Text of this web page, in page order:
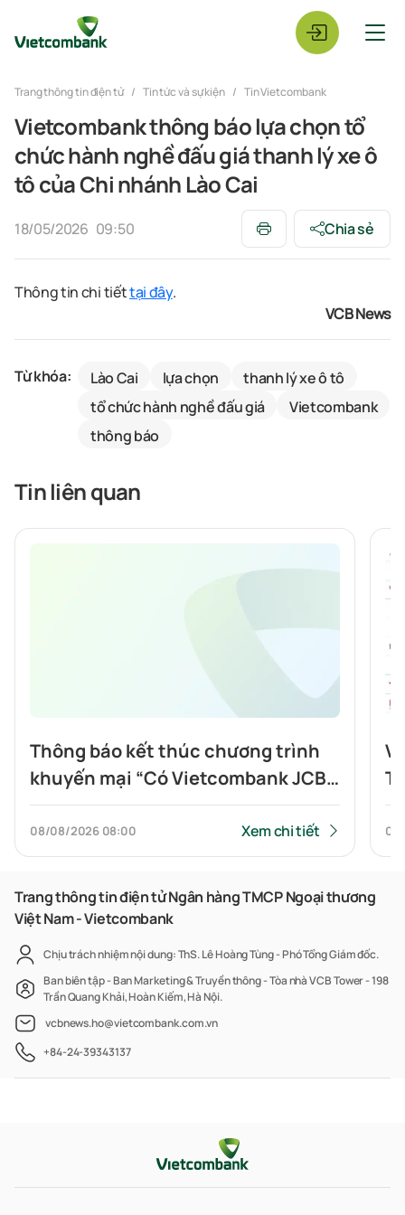
Trang thông tin điện tử Tin tức và sự kiện Tin Vietcombank
Vietcombank thông báo lựa chọn tổ
chức hành nghề đấu giá thanh lý xe ô
tô của Chi nhánh Lào Cai
18/05/2026 09:50 Chia sẻ
Thông tin chi tiếttại đây.
VCB News
Từ khóa: Lào Cai lựa chọn
thanh lý xe ô tô
tổ chức hành nghề đấu giá
Vietcombank
thông báo
Tin liên quan
Thông báo kết thúc chương trình
khuyến mại “Có Vietcombank JCB,
Highlands nửa giá”
08/08/2026 08:00 Xem chi tiết
Trang thông tin điện tử Ngân hàng TMCP Ngoại thương
Việt Nam - Vietcombank
Chịu trách nhiệm nội dung: ThS. Lê Hoàng Tùng - Phó Tổng Giám đốc.
Ban biên tập - Ban Marketing & Truyền thông - Tòa nhà VCB Tower - 198
Trần Quang Khải, Hoàn Kiếm, Hà Nội.
vcbnews.ho@vietcombank.com.vn
+84-24-39343137